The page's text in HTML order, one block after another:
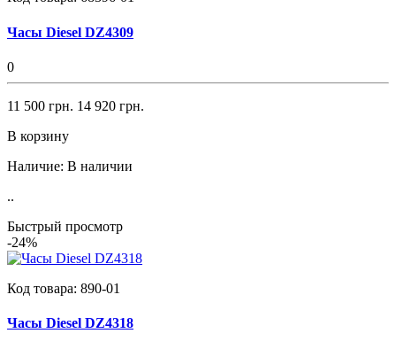
Часы Diesel DZ4309
0
11 500 грн. 14 920 грн.
В корзину
Наличие: В наличии
..
Быстрый просмотр
-24%
Код товара: 890-01
Часы Diesel DZ4318